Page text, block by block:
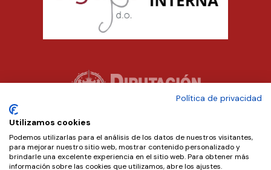
Política de privacidad
Utilizamos cookies
Podemos utilizarlas para el análisis de los datos de nuestros visitantes,
para mejorar nuestro sitio web, mostrar contenido personalizado y
brindarle una excelente experiencia en el sitio web. Para obtener más
información sobre las cookies que utilizamos, abre los ajustes.